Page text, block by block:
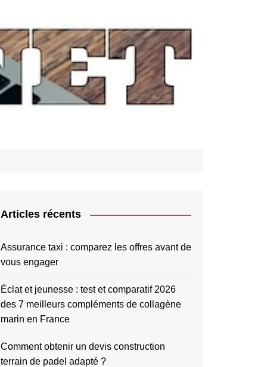
Articles récents
Assurance taxi : comparez les offres avant de
vous engager
Éclat et jeunesse : test et comparatif 2026
des 7 meilleurs compléments de collagène
marin en France
Comment obtenir un devis construction
terrain de padel adapté ?